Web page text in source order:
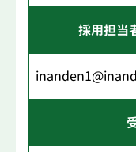
採用担当